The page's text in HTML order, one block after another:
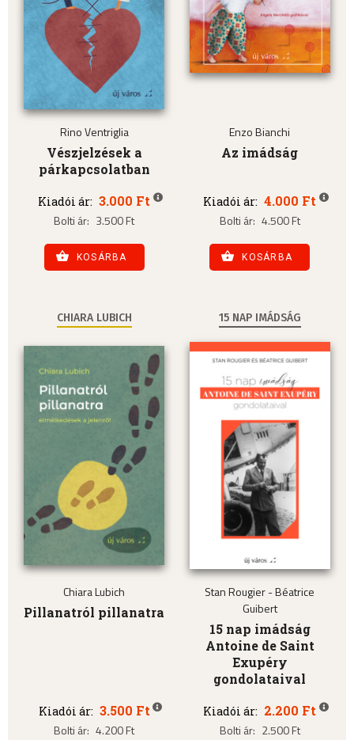
Rino Ventriglia
Vészjelzések a
párkapcsolatban
Kiadói ár: 3.000 Ft
Bolti ár: 3.500 Ft
KOSÁRBA
Enzo Bianchi
Az imádság
Kiadói ár: 4.000 Ft
Bolti ár: 4.500 Ft
KOSÁRBA
CHIARA LUBICH
Chiara Lubich
Pillanatról pillanatra
Kiadói ár: 3.500 Ft
Bolti ár: 4.200 Ft
15 NAP IMÁDSÁG
Stan Rougier - Béatrice
Guibert
15 nap imádság
Antoine de Saint
Exupéry
gondolataival
Kiadói ár: 2.200 Ft
Bolti ár: 2.500 Ft